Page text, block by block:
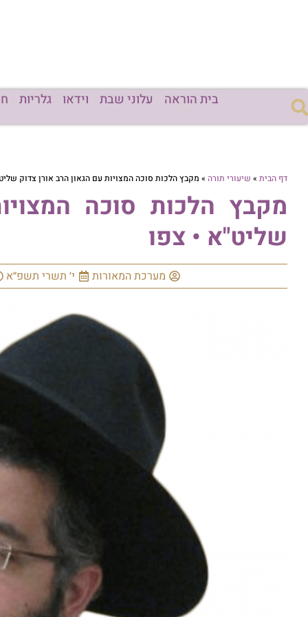
בית הוראה עלוני שבת וידאו גלריות
דף הבית » שיעורי תורה » מקבץ הלכות סוכה המצויות עם הגאון הרב אורן צדוק
מקבץ הלכות סוכה
שליט"א • צפו
מערכת המאורות י׳ תשרי תשפ״א